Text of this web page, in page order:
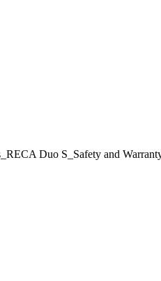
Duo S_Safety and